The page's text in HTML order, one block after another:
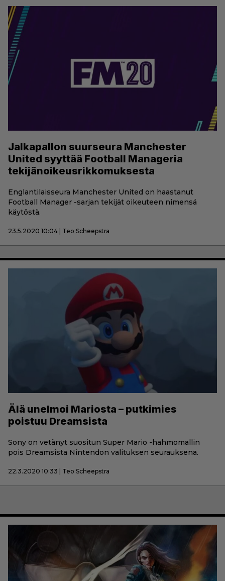
Jalkapallon suurseura Manchester
United syyttää Football Manageria
tekijänoikeusrikkomuksesta
Englantilaisseura Manchester United on haastanut
Football Manager -sarjan tekijät oikeuteen nimensä
käytöstä.
23.5.2020 10:04 | Teo Scheepstra
Älä unelmoi Mariosta – putkimies
poistuu Dreamsista
Sony on vetänyt suositun Super Mario -hahmomallin
pois Dreamsista Nintendon valituksen seurauksena.
22.3.2020 10:33 | Teo Scheepstra